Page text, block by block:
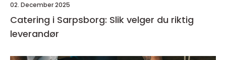
02. December 2025
Catering i Sarpsborg: Slik velger du riktig
leverandør